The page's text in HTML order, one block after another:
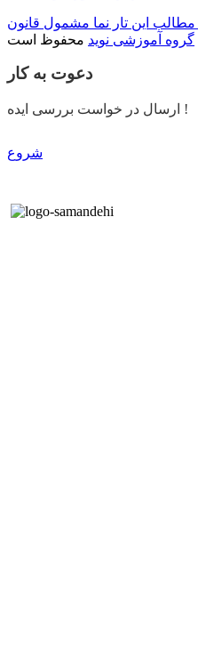
گروه آموزشی نوید
دعوت به کار
ارسال در خواست بررسی ایده !
شروع